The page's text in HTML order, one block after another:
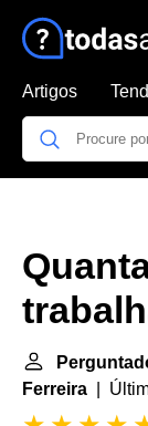
Artigos
Ferreira |